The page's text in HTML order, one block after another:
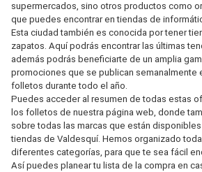
supermercados, sino otros productos como
que puedes encontrar en tiendas de
Esta ciudad también es conocida por tener
zapatos. Aquí podrás encontrar las últimas
además podrás beneficiarte de un amplia
promociones que se publican semanalmente
folletos durante todo el año.
Puedes acceder al resumen de todas estas
los folletos de nuestra página web, donde
sobre todas las marcas que están
tiendas de Valdesquí. Hemos organizado
diferentes categorías, para que te sea fácil
Así puedes planear tu lista de la compra en